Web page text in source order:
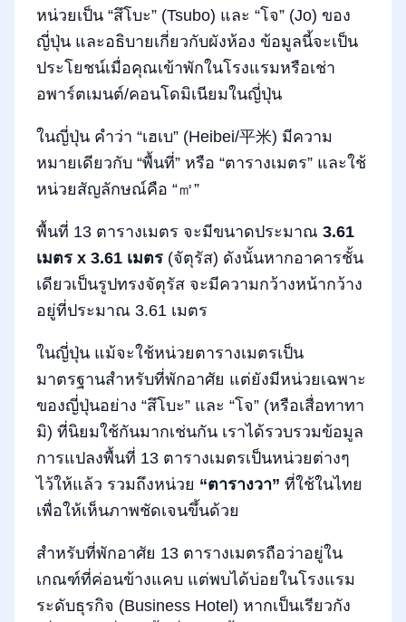
หน่วยเป็น “สึโบะ” (Tsubo) และ “โจ” (Jo) ของ
ญี่ปุ่น และอธิบายเกี่ยวกับผังห้อง ข้อมูลนี้จะเป็น
ประโยชน์เมื่อคุณเข้าพักในโรงแรมหรือเช่า
อพาร์ตเมนต์/คอนโดมิเนียมในญี่ปุ่น
ในญี่ปุ่น คำว่า “เฮเบ” (Heibei/平米) มีความ
หมายเดียวกับ “พื้นที่” หรือ “ตารางเมตร” และใช้
หน่วยสัญลักษณ์คือ “㎡”
พื้นที่ 13 ตารางเมตร จะมีขนาดประมาณ 3.61
เมตร x 3.61 เมตร (จัตุรัส) ดังนั้นหากอาคารชั้น
เดียวเป็นรูปทรงจัตุรัส จะมีความกว้างหน้ากว้าง
อยู่ที่ประมาณ 3.61 เมตร
ในญี่ปุ่น แม้จะใช้หน่วยตารางเมตรเป็น
มาตรฐานสำหรับที่พักอาศัย แต่ยังมีหน่วยเฉพาะ
ของญี่ปุ่นอย่าง “สึโบะ” และ “โจ” (หรือเสื่อทาทา
มิ) ที่นิยมใช้กันมากเช่นกัน เราได้รวบรวมข้อมูล
การแปลงพื้นที่ 13 ตารางเมตรเป็นหน่วยต่างๆ
ไว้ให้แล้ว รวมถึงหน่วย “ตารางวา” ที่ใช้ในไทย
เพื่อให้เห็นภาพชัดเจนขึ้นด้วย
สำหรับที่พักอาศัย 13 ตารางเมตรถือว่าอยู่ใน
เกณฑ์ที่ค่อนข้างแคบ แต่พบได้บ่อยในโรงแรม
ระดับธุรกิจ (Business Hotel) หากเป็นเรียวกัง